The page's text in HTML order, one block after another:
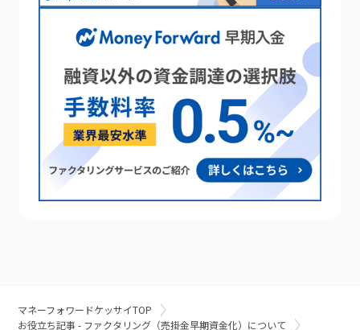
マネーフォワードケッサイTOP
お役立ち記事 - ファクタリング（売掛金早期資金化）について